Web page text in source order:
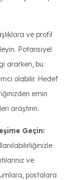
ve profil
Potansiyel
ararken, bu
olabilir. Hedef
emin
araştırın.
Geçin:
ve
postalara